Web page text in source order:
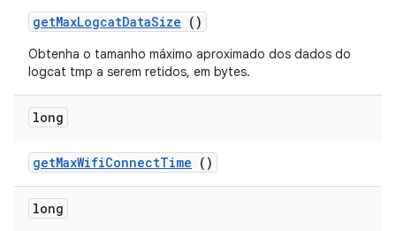
getMaxLogcatDataSize ()
Obtenha o tamanho máximo aproximado dos dados do
logcat tmp a serem retidos, em bytes.
long
getMaxWifiConnectTime ()
long